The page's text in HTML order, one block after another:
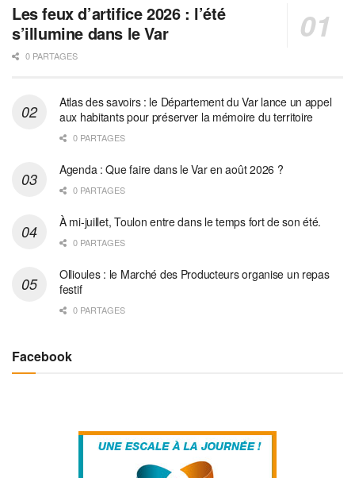
Les feux d’artifice 2026 : l’été
s’illumine dans le Var
0 PARTAGES
Atlas des savoirs : le Département du Var lance un appel
aux habitants pour préserver la mémoire du territoire
0 PARTAGES
Agenda : Que faire dans le Var en août 2026 ?
0 PARTAGES
À mi-juillet, Toulon entre dans le temps fort de son été.
0 PARTAGES
Ollioules : le Marché des Producteurs organise un repas
festif
0 PARTAGES
Facebook